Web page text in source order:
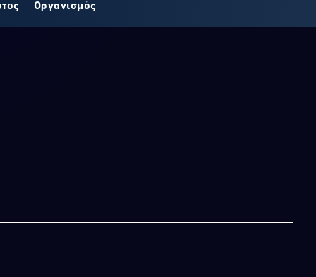
Οργανισμός